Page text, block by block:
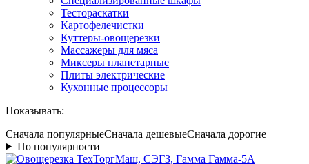
Тестораскатки
Картофелечистки
Куттеры-овощерезки
Массажеры для мяса
Миксеры планетарные
Плиты электрические
Кухонные процессоры
Показывать:
Сначала популярныеСначала дешевыеСначала дорогие
По популярности